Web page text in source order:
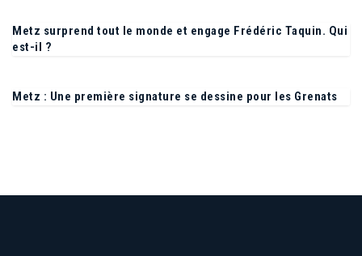
Metz surprend tout le monde et engage Frédéric Taquin. Qui
Metz : Une première signature se dessine pour les Grenats